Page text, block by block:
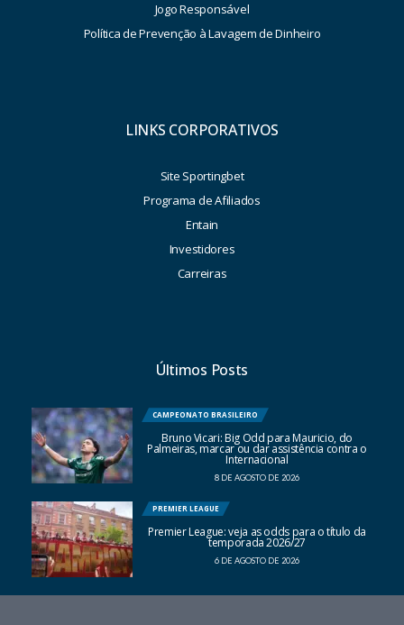
Jogo Responsável
Política de Prevenção à Lavagem de Dinheiro
LINKS CORPORATIVOS
Site Sportingbet
Programa de Afiliados
Entain
Investidores
Carreiras
Últimos Posts
CAMPEONATO BRASILEIRO
Bruno Vicari: Big Odd para Mauricio, do
Palmeiras, marcar ou dar assistência contra o
Internacional
8 DE AGOSTO DE 2026
PREMIER LEAGUE
Premier League: veja as odds para o título da
temporada 2026/27
6 DE AGOSTO DE 2026